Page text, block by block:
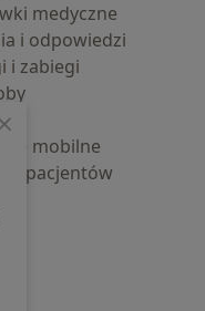
medyczne
i odpowiedzi
i zabiegi
mobilne
dla pacjentów